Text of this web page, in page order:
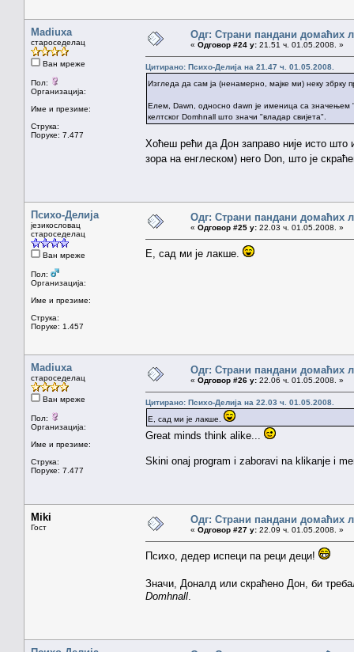
Madiuxa
староседелац
Ван мреже
Пол:
Организација:
Име и презиме:
Струка:
Поруке: 7.477
Одг: Страни пандани домаћих
« Одговор #24 у: 21.51 ч. 01.05.2008. »
Цитирано: Психо-Делија на 21.47 ч. 01.05.2008.
Изгледа да сам ја (ненамерно, мајке ми) неку збрку
Елем, Dawn, односно dawn је именица са значењем
келтског Domhnall што значи "владар свијета".
Хоћеш рећи да Дон заправо није исто
зора на енглеском) него Don, што је
Психо-Делија
језикословац
староседелац
Ван мреже
Пол:
Организација:
Име и презиме:
Струка:
Поруке: 1.457
Одг: Страни пандани домаћих
« Одговор #25 у: 22.03 ч. 01.05.2008. »
Е, сад ми је лакше.
Madiuxa
староседелац
Ван мреже
Пол:
Организација:
Име и презиме:
Струка:
Поруке: 7.477
Одг: Страни пандани домаћих
« Одговор #26 у: 22.06 ч. 01.05.2008. »
Цитирано: Психо-Делија на 22.03 ч. 01.05.2008.
Е, сад ми је лакше.
Great minds think alike...
Skini onaj program i zaboravi na klikanje i
Miki
Гост
Одг: Страни пандани домаћих
« Одговор #27 у: 22.09 ч. 01.05.2008. »
Психо, дедер испеци па реци деци!
Значи, Доналд или скраћено Дон, би
Domhnall